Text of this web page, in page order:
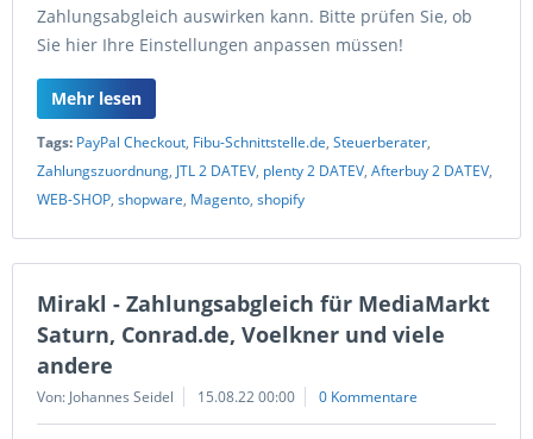
Zahlungsabgleich auswirken kann. Bitte prüfen Sie, ob
Sie hier Ihre Einstellungen anpassen müssen!
Mehr lesen
Tags: PayPal Checkout, Fibu-Schnittstelle.de, Steuerberater,
Zahlungszuordnung, JTL 2 DATEV, plenty 2 DATEV, Afterbuy 2 DATEV,
WEB-SHOP, shopware, Magento, shopify
Mirakl - Zahlungsabgleich für MediaMarkt
Saturn, Conrad.de, Voelkner und viele
andere
Von: Johannes Seidel 15.08.22 00:00 0 Kommentare